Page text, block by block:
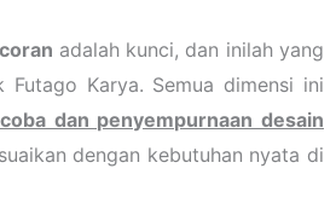
adalah kunci, dan inilah yang
Futago Karya. Semua dimensi ini
dan penyempurnaan desain
dengan kebutuhan nyata di